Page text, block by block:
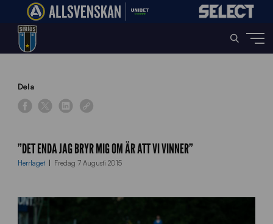
Home»
Dela
”DET ENDA JAG BRYR MIG OM ÄR ATT VI VINNER”
Herrlaget Fredag 7 Augusti 2015